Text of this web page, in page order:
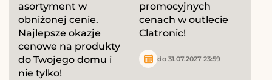
asortyment w
obniżonej cenie.
Najlepsze okazje
cenowe na produkty
do Twojego domu i
nie tylko!
promocyjnych
cenach w outlecie
Clatronic!
do 31.07.2027 23:59